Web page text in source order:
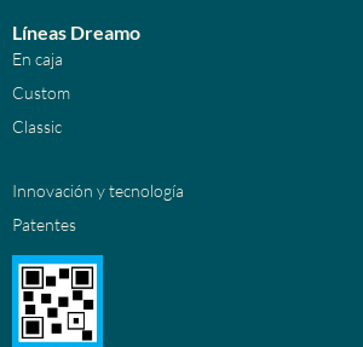
Líneas Dreamo
En caja
Custom
Classic
Innovación y tecnología
Patentes